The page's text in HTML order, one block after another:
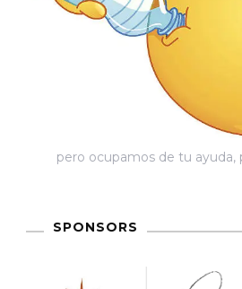
pero ocupamos de tu ayuda,
SPONSORS